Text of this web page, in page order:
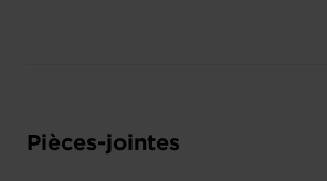
Pièces-jointes